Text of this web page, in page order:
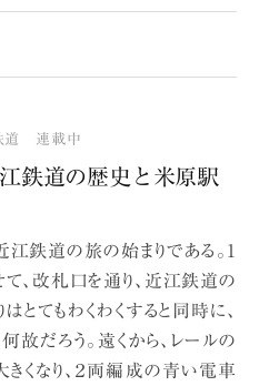
道 連載中
鉄道の歴史と米原駅
江鉄道の旅の始まりである。1
、改札口を通り、近江鉄道の
とてもわくわくすると同時に、
故だろう。遠くから、レールの
きくなり、２両編成の青い電車